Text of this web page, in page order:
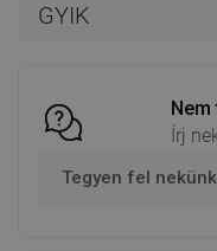
GYIK
Írj
Tegyen fel